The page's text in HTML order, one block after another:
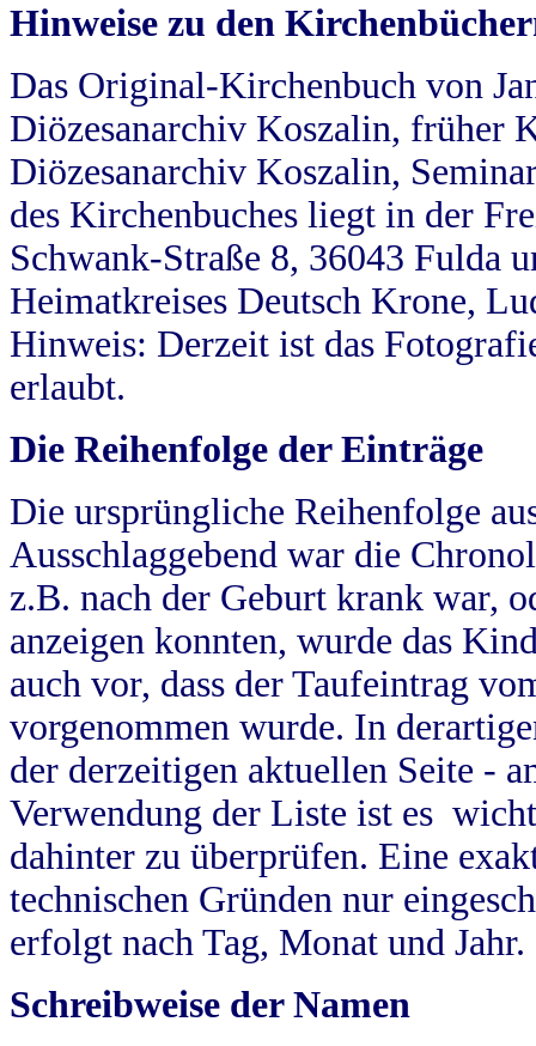
Hinweise zu den
Das Original-Kirchenbuch von
Diözesanarchiv Koszalin, früher
Diözesanarchiv Koszalin,
des Kirchenbuches liegt in der
Schwank-Straße 8, 36043 Fulda
Heimatkreises Deutsch Krone,
Hinweis: Derzeit ist das
erlaubt.
Die Reihenfolge der Einträge
Die ursprüngliche Reihenfolge
Ausschlaggebend war die
z.B. nach der Geburt krank war,
anzeigen konnten, wurde das
auch vor, dass der Taufeintrag
vorgenommen wurde. In
der derzeitigen aktuellen Seite -
Verwendung der Liste ist es
dahinter zu überprüfen. Eine
technischen Gründen nur
erfolgt nach Tag, Monat und Jahr.
Schreibweise der Namen